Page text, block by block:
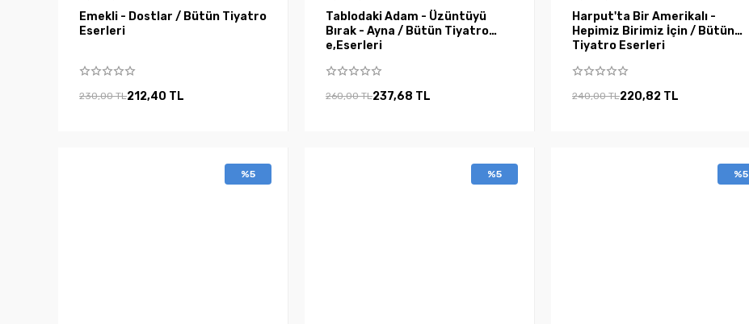
Emekli - Dostlar / Bütün Tiyatro
Eserleri
230,00 TL212,40 TL
Tablodaki Adam - Üzüntüyü
Bırak - Ayna / Bütün Tiyatro
e,Eserleri
260,00 TL237,68 TL
Harput'ta Bir Amerikalı -
Hepimiz Birimiz İçin / Bütün
Tiyatro Eserleri
240,00 TL220,82 TL
%5 %5 %5